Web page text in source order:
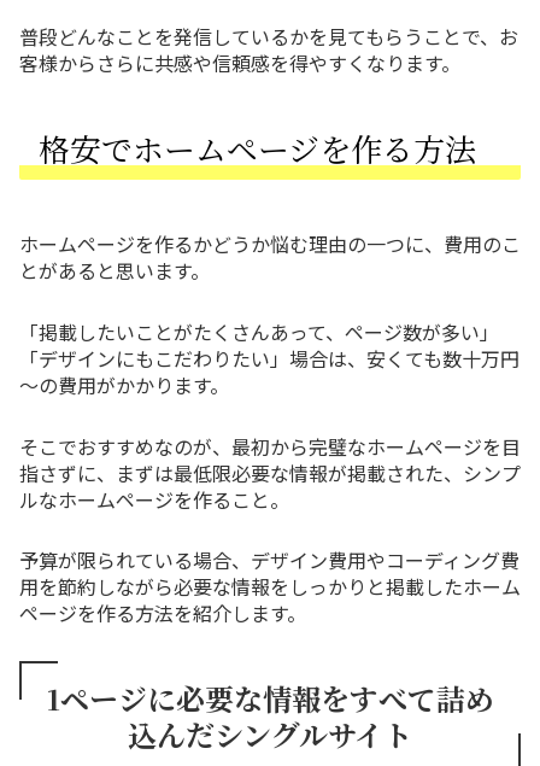
普段どんなことを発信しているかを見てもらうことで、お
客様からさらに共感や信頼感を得やすくなります。
格安でホームページを作る方法
ホームページを作るかどうか悩む理由の一つに、費用のこ
とがあると思います。
「掲載したいことがたくさんあって、ページ数が多い」
「デザインにもこだわりたい」場合は、安くても数十万円
～の費用がかかります。
そこでおすすめなのが、最初から完璧なホームページを目
指さずに、まずは最低限必要な情報が掲載された、シンプ
ルなホームページを作ること。
予算が限られている場合、デザイン費用やコーディング費
用を節約しながら必要な情報をしっかりと掲載したホーム
ページを作る方法を紹介します。
1ページに必要な情報をすべて詰め
込んだシングルサイト